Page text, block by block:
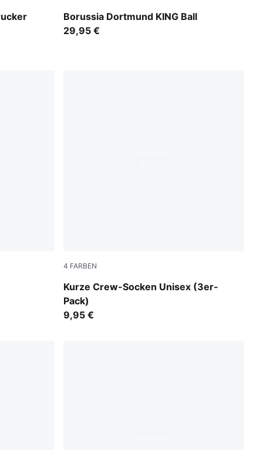
Borussia Dortmund KING Ball
PUMA White-multicolor
29,95 €
4 FARBEN
Kurze Crew-Socken Unisex (3er-
Pack)
blue / yellow
9,95 €